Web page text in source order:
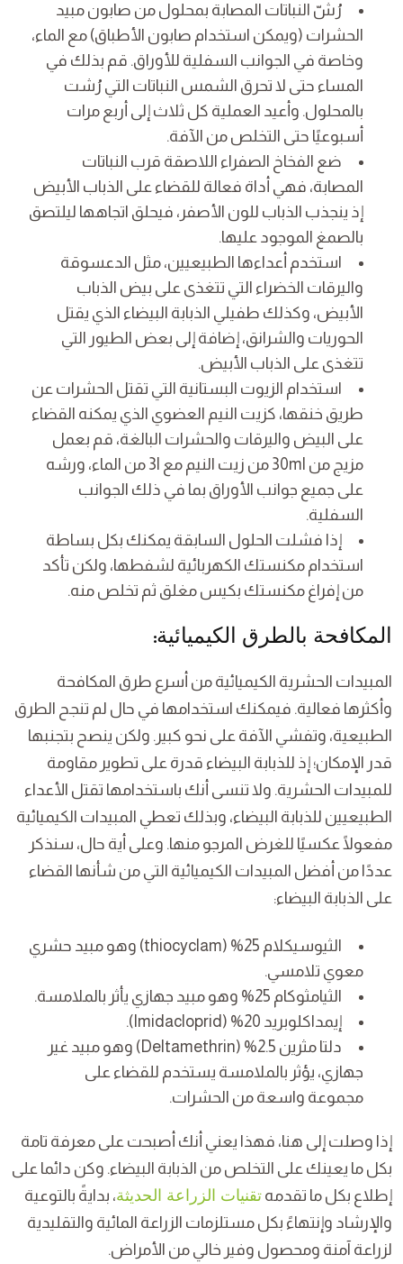
رُشّ النباتات المصابة بمحلول من صابون مبيد
الحشرات (ويمكن استخدام صابون الأطباق) مع الماء،
وخاصة في الجوانب السفلية للأوراق. قم بذلك في
المساء حتى لا تحرق الشمس النباتات التي رُشت
بالمحلول. وأعيد العملية كل ثلاث إلى أربع مرات
أسبوعيًا حتى التخلص من الآفة.
ضع الفخاخ الصفراء اللاصقة قرب النباتات
المصابة، فهي أداة فعالة للقضاء على الذباب الأبيض
إذ ينجذب الذباب للون الأصفر، فيحلق اتجاهها ليلتصق
بالصمغ الموجود عليها.
استخدم أعداءها الطبيعيين، مثل الدعسوقة
واليرقات الخضراء التي تتغذى على بيض الذباب
الأبيض، وكذلك طفيلي الذبابة البيضاء الذي يقتل
الحوريات والشرانق، إضافة إلى بعض الطيور التي
تتغذى على الذباب الأبيض.
استخدام الزيوت البستانية التي تقتل الحشرات عن
طريق خنقها، كزيت النيم العضوي الذي يمكنه القضاء
على البيض واليرقات والحشرات البالغة، قم بعمل
مزيج من 30ml من زيت النيم مع 3l من الماء، ورشه
على جميع جوانب الأوراق بما في ذلك الجوانب
السفلية.
إذا فشلت الحلول السابقة يمكنك بكل بساطة
استخدام مكنستك الكهربائية لشفطها، ولكن تأكد
من إفراغ مكنستك بكيس مغلق ثم تخلص منه.
المكافحة بالطرق الكيميائية:
المبيدات الحشرية الكيميائية من أسرع طرق المكافحة
وأكثرها فعالية. فيمكنك استخدامها في حال لم تنجح الطرق
الطبيعية، وتفشي الآفة على نحو كبير. ولكن ينصح بتجنبها
قدر الإمكان؛ إذ للذبابة البيضاء قدرة على تطوير مقاومة
للمبيدات الحشرية. ولا تنسى أنك باستخدامها تقتل الأعداء
الطبيعيين للذبابة البيضاء، وبذلك تعطي المبيدات الكيميائية
مفعولًا عكسيًا للغرض المرجو منها. وعلى أية حال، سنذكر
عددًا من أفضل المبيدات الكيميائية التي من شأنها القضاء
على الذبابة البيضاء:
الثيوسيكلام 25% (thiocyclam) وهو مبيد حشري
معوي تلامسي.
الثيامثوكام 25% وهو مبيد جهازي يأثر بالملامسة.
إيمداكلوبريد 20% (Imidacloprid).
دلتا مثرين 2.5% (Deltamethrin) وهو مبيد غير
جهازي، يؤثر بالملامسة يستخدم للقضاء على
مجموعة واسعة من الحشرات.
إذا وصلت إلى هنا، فهذا يعني أنك أصبحت على معرفة تامة
بكل ما يعينك على التخلص من الذبابة البيضاء. وكن دائما على
إطلاع بكل ما تقدمه تقنيات الزراعة الحديثة، بدايةً بالتوعية
والإرشاد وإنتهاءً بكل مستلزمات الزراعة المائية والتقليدية
لزراعة آمنة ومحصول وفير خالي من الأمراض.